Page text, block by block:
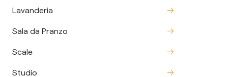
Lavanderia
Sala da Pranzo
Scale
Studio